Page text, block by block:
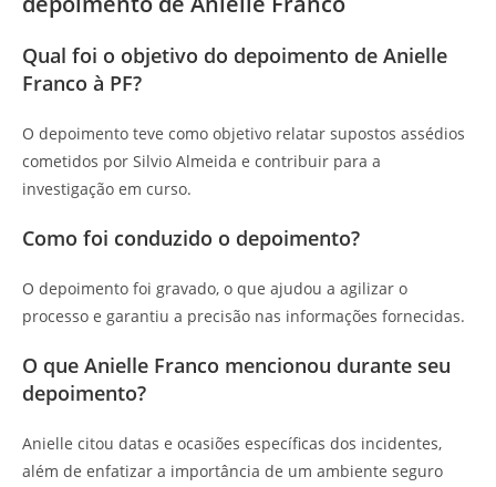
Qual foi o objetivo do depoimento de Anielle
Franco à PF?
O depoimento teve como objetivo relatar supostos assédios
cometidos por Silvio Almeida e contribuir para a
investigação em curso.
Como foi conduzido o depoimento?
O depoimento foi gravado, o que ajudou a agilizar o
processo e garantiu a precisão nas informações fornecidas.
O que Anielle Franco mencionou durante seu
depoimento?
Anielle citou datas e ocasiões específicas dos incidentes,
além de enfatizar a importância de um ambiente seguro